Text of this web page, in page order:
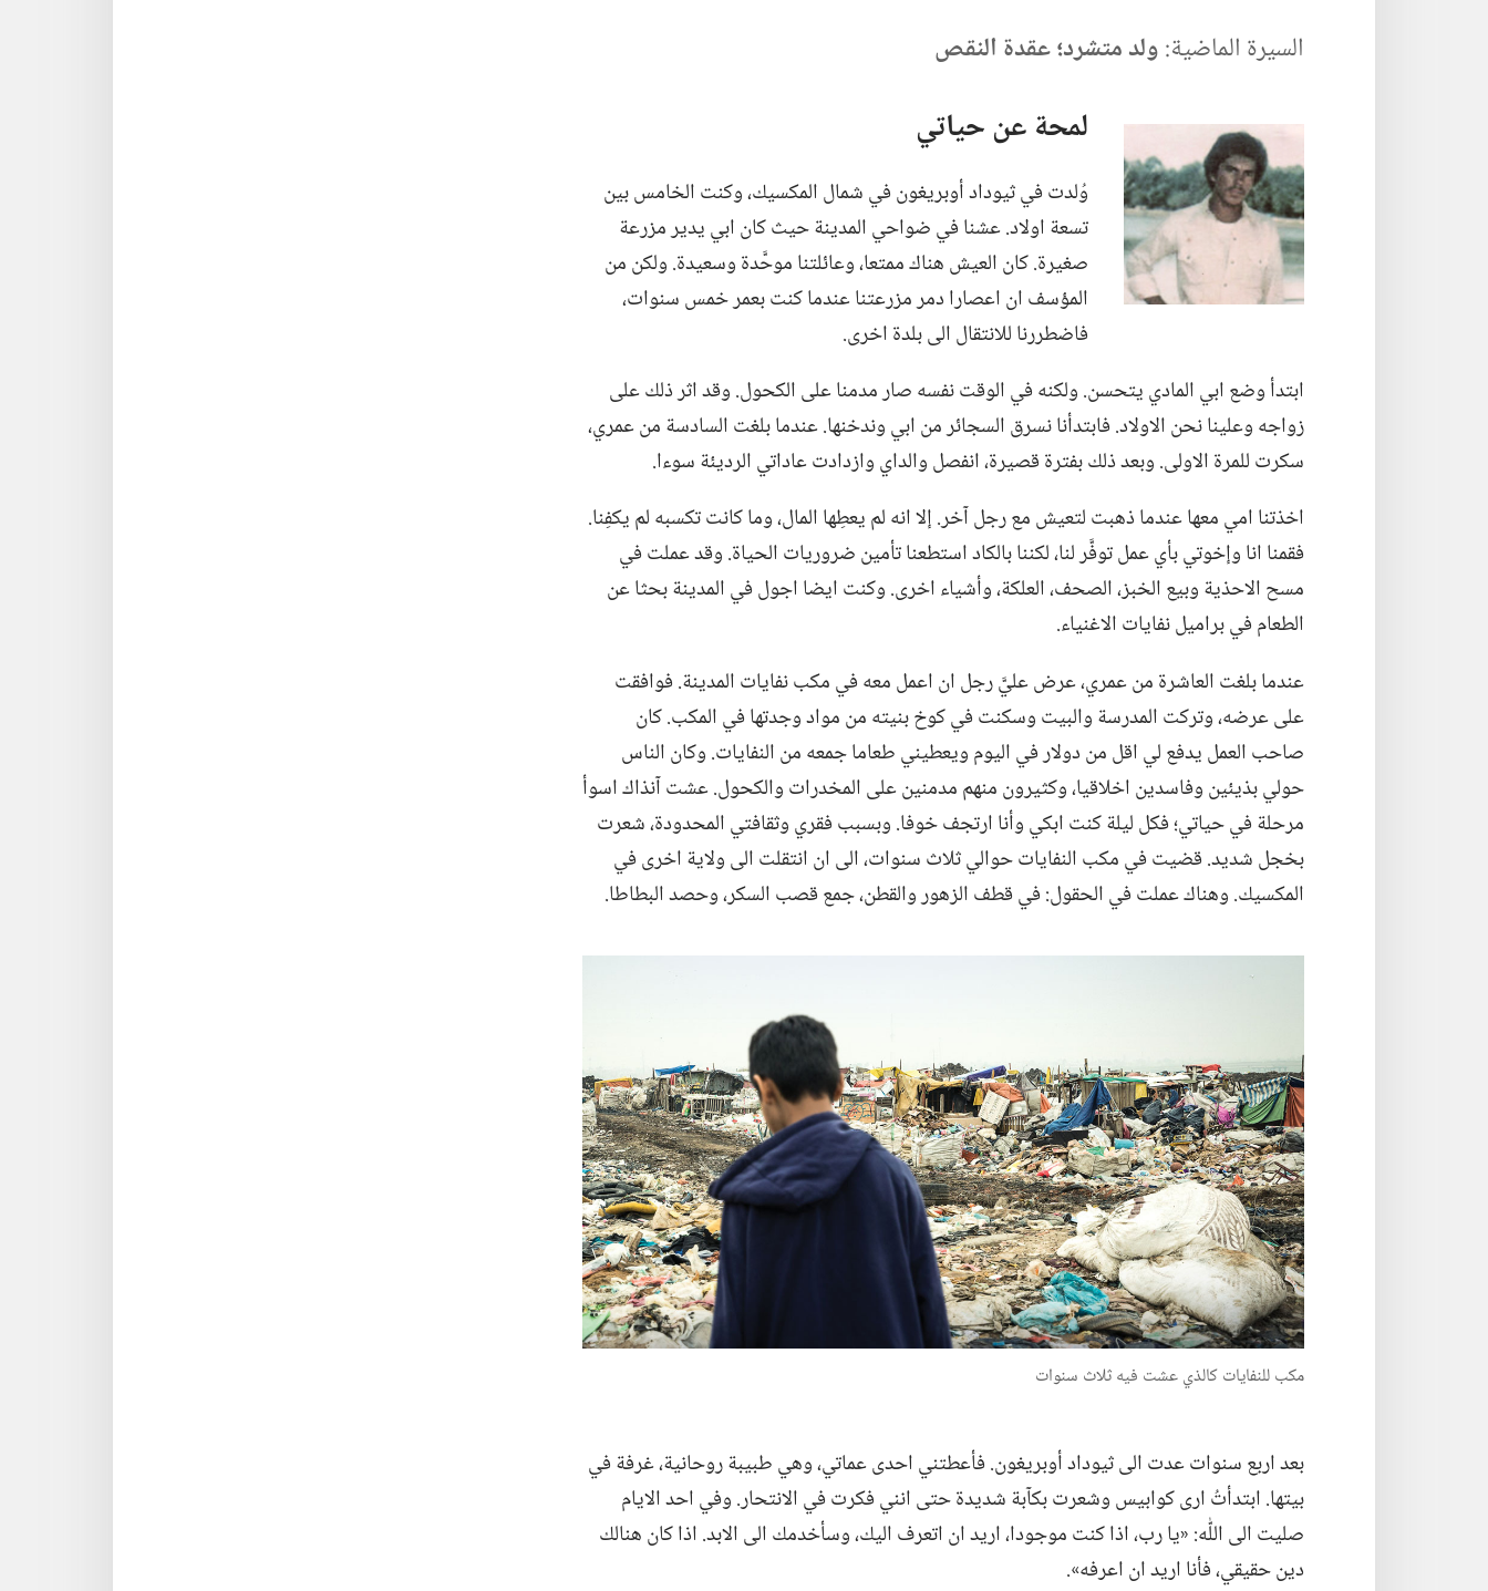
السيرة الماضية:‏ولد متشرد؛‏ عقدة النقص
لمحة عن حياتي
وُلدت في ثيوداد أوبريغون في شمال المكسيك،‏ وكنت الخامس بين
تسعة اولاد.‏ عشنا في ضواحي المدينة حيث كان ابي يدير مزرعة
صغيرة.‏ كان العيش هناك ممتعا،‏ وعائلتنا موحَّدة وسعيدة.‏ ولكن من
المؤسف ان اعصارا دمر مزرعتنا عندما كنت بعمر خمس سنوات،‏
فاضطررنا للانتقال الى بلدة اخرى.‏
ابتدأ وضع ابي المادي يتحسن.‏ ولكنه في الوقت نفسه صار مدمنا على الكحول.‏ وقد اثر ذلك على
زواجه وعلينا نحن الاولاد.‏ فابتدأنا نسرق السجائر من ابي وندخنها.‏ عندما بلغت السادسة من عمري،‏
سكرت للمرة الاولى.‏ وبعد ذلك بفترة قصيرة،‏ انفصل والداي وازدادت عاداتي الرديئة سوءا.‏
اخذتنا امي معها عندما ذهبت لتعيش مع رجل آخر.‏ إلا انه لم يعطِها المال،‏ وما كانت تكسبه لم يكفِنا.‏
فقمنا انا وإخوتي بأي عمل توفَّر لنا،‏ لكننا بالكاد استطعنا تأمين ضروريات الحياة.‏ وقد عملت في
مسح الاحذية وبيع الخبز،‏ الصحف،‏ العلكة،‏ وأشياء اخرى.‏ وكنت ايضا اجول في المدينة بحثا عن
الطعام في براميل نفايات الاغنياء.‏
عندما بلغت العاشرة من عمري،‏ عرض عليَّ رجل ان اعمل معه في مكب نفايات المدينة.‏ فوافقت
على عرضه،‏ وتركت المدرسة والبيت وسكنت في كوخ بنيته من مواد وجدتها في المكب.‏ كان
صاحب العمل يدفع لي اقل من دولار في اليوم ويعطيني طعاما جمعه من النفايات.‏ وكان الناس
حولي بذيئين وفاسدين اخلاقيا،‏ وكثيرون منهم مدمنين على المخدرات والكحول.‏ عشت آنذاك اسوأ
مرحلة في حياتي؛‏ فكل ليلة كنت ابكي وأنا ارتجف خوفا.‏ وبسبب فقري وثقافتي المحدودة،‏ شعرت
بخجل شديد.‏ قضيت في مكب النفايات حوالي ثلاث سنوات،‏ الى ان انتقلت الى ولاية اخرى في
المكسيك.‏ وهناك عملت في الحقول:‏ في قطف الزهور والقطن،‏ جمع قصب السكر،‏ وحصد البطاطا.‏
مكب للنفايات كالذي عشت فيه ثلاث سنوات
بعد اربع سنوات عدت الى ثيوداد أوبريغون.‏ فأعطتني احدى عماتي،‏ وهي طبيبة روحانية،‏ غرفة في
بيتها.‏ ابتدأتُ ارى كوابيس وشعرت بكآ‌بة شديدة حتى انني فكرت في الانتحار.‏ وفي احد الايام
صليت الى اللّٰه:‏ «يا رب،‏ اذا كنت موجودا،‏ اريد ان اتعرف اليك،‏ وسأخدمك الى الابد.‏ اذا كان هنالك
دين حقيقي،‏ فأنا اريد ان اعرفه».‏